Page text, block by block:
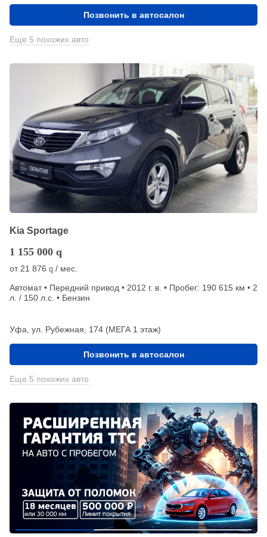
Позвонить в автосалон
Еще 5 похожих авто
Kia Sportage
1 155 000 q
от21 876 q / мес.
Автомат • Передний привод • 2012 г. в. • Пробег: 190 615 км • 2
л. / 150 л.с. • Бензин
Уфа, ул. Рубежная, 174 (МЕГА 1 этаж)
Позвонить в автосалон
Еще 5 похожих авто